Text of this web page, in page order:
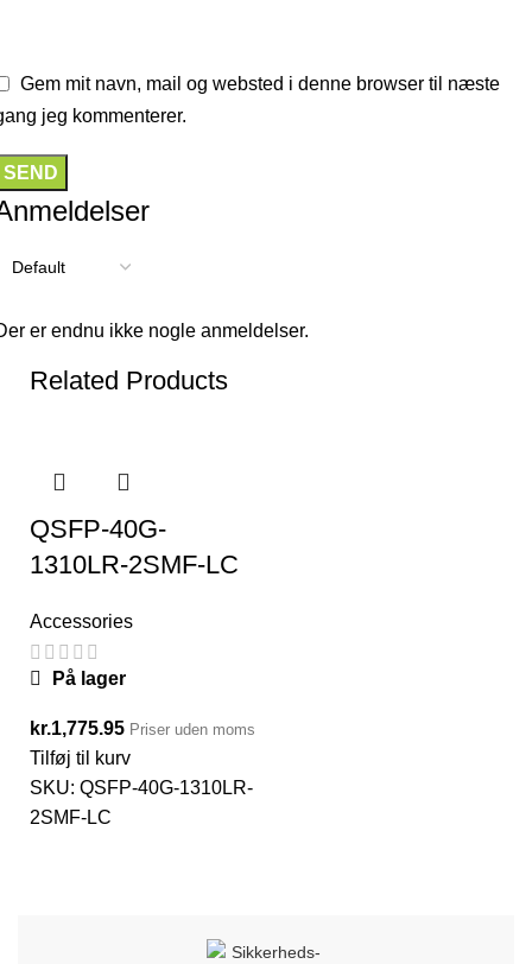
er endnu ikke nogle anmeldelser.
Gem mit navn, mail og websted i denne browser til næste
jeg kommenterer.
Related Products
QSFP-40G-
1310LR-2SMF-LC
Accessories
På lager
kr.1,775.95 Priser uden moms
Tilføj til kurv
SKU: QSFP-40G-1310LR-
2SMF-LC